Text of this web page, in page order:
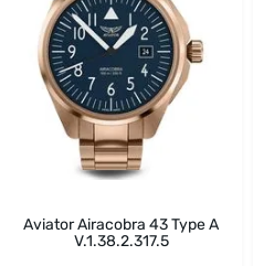
Aviator Airacobra 43 Type A
V.1.38.2.317.5